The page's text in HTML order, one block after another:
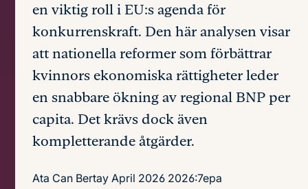
en viktig roll i EU:s agenda för
konkurrenskraft. Den här analysen visar
att nationella reformer som förbättrar
kvinnors ekonomiska rättigheter leder
en snabbare ökning av regional BNP per
capita. Det krävs dock även
kompletterande åtgärder.
Ata Can Bertay April 2026 2026:7epa